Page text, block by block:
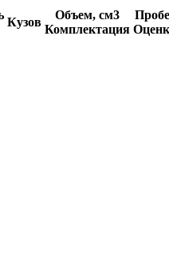
Кузов
Объем, см3
Комплектация